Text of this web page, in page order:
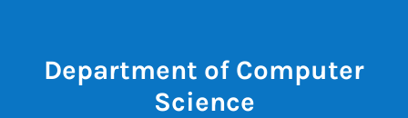
Department of Computer
Science